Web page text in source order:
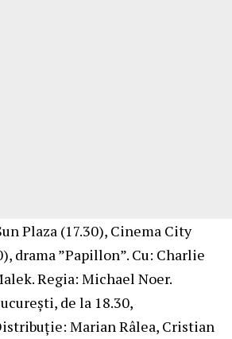
Plaza (17.30), Cinema City
drama ”Papillon”. Cu: Charlie
Regia: Michael Noer.
de la 18.30,
Marian Râlea, Cristian